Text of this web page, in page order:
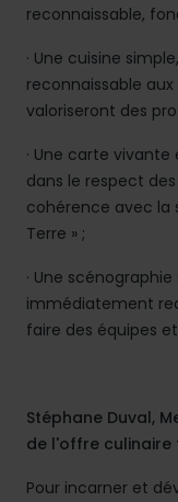
reconnaissable,
· Une cuisine
reconnaissable
valoriseront des
· Une carte
dans le respect
cohérence avec la
Terre » ;
· Une
immédiatement
faire des équipes
Stéphane Duval,
de l'offre culinaire
Pour incarner et